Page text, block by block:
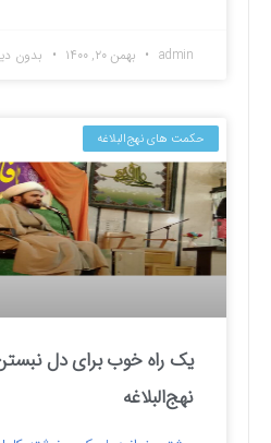
admin بهمن ۲۰, ۱۴۰۰ بدون
حکمت های نهج‌البلاغه
یک راه خوب برای دل نبستن
نهج‌البلاغه